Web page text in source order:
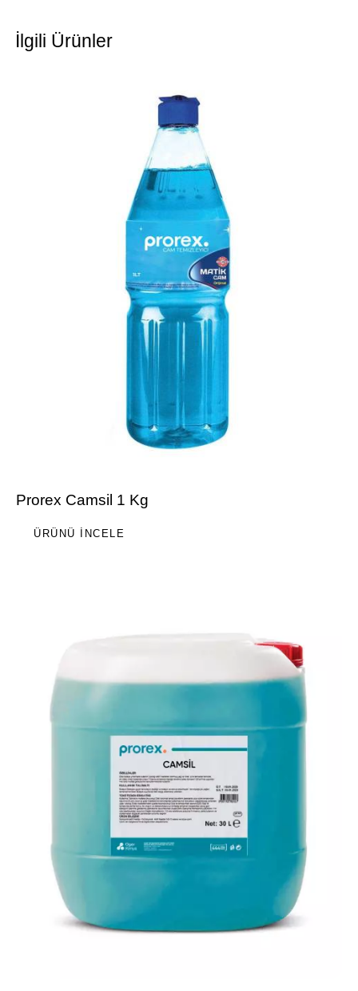
İlgili Ürünler
Prorex Camsil 1 Kg
ÜRÜNÜ İNCELE